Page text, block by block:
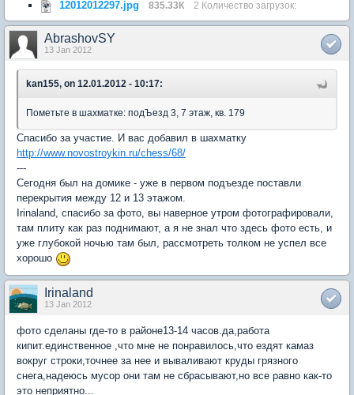
12012012297.jpg 835.33К 2 Количество загрузок:
AbrashovSY
13 Jan 2012
kan155, on 12.01.2012 - 10:17:
Пометьте в шахматке: подЪезд 3, 7 этаж, кв. 179
Спасибо за участие. И вас добавил в шахматку
http://www.novostroykin.ru/chess/68/
---
Сегодня был на домике - уже в первом подъезде поставли
перекрытия между 12 и 13 этажом.
Irinaland, спасибо за фото, вы наверное утром фотографировали,
там плиту как раз поднимают, а я не знал что здесь фото есть, и
уже глубокой ночью там был, рассмотреть толком не успел все
хорошо
Irinaland
13 Jan 2012
фото сделаны где-то в районе13-14 часов.да,работа
кипит.единственное ,что мне не понравилось,что ездят камаз
вокруг строки,точнее за нее и вываливают круды грязного
снега,надеюсь мусор они там не сбрасывают,но все равно как-то
это неприятно...